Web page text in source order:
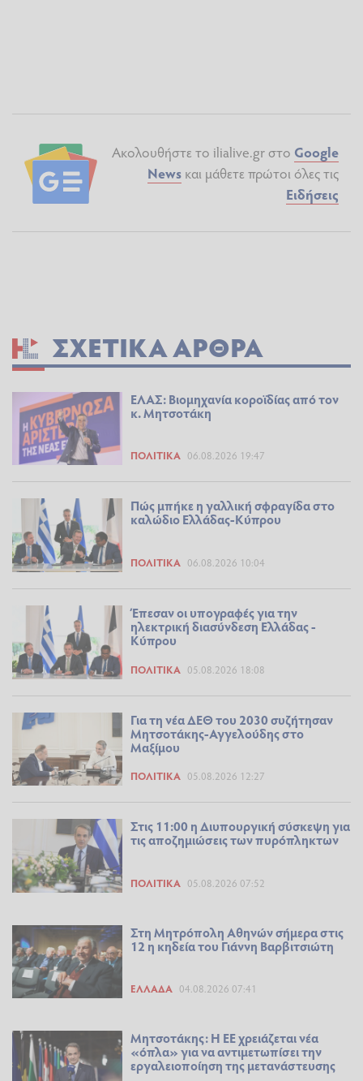
Ακολουθήστε το ilialive.gr στο Google
News και μάθετε πρώτοι όλες τις
Ειδήσεις
ΣΧΕΤΙΚΆ ΆΡΘΡΑ
ΕΛΑΣ: Βιομηχανία κοροϊδίας από τον
κ. Μητσοτάκη
ΠΟΛΙΤΙΚΆ 06.08.2026 19:47
Πώς μπήκε η γαλλική σφραγίδα στο
καλώδιο Ελλάδας-Κύπρου
ΠΟΛΙΤΙΚΆ 06.08.2026 10:04
Έπεσαν οι υπογραφές για την
ηλεκτρική διασύνδεση Ελλάδας -
Κύπρου
ΠΟΛΙΤΙΚΆ 05.08.2026 18:08
Για τη νέα ΔΕΘ του 2030 συζήτησαν
Μητσοτάκης-Αγγελούδης στο
Μαξίμου
ΠΟΛΙΤΙΚΆ 05.08.2026 12:27
Στις 11:00 η Διυπουργική σύσκεψη για
τις αποζημιώσεις των πυρόπληκτων
ΠΟΛΙΤΙΚΆ 05.08.2026 07:52
Στη Μητρόπολη Αθηνών σήμερα στις
12 η κηδεία του Γιάννη Βαρβιτσιώτη
ΕΛΛΆΔΑ 04.08.2026 07:41
Μητσοτάκης: Η ΕΕ χρειάζεται νέα
«όπλα» για να αντιμετωπίσει την
εργαλειοποίηση της μετανάστευσης